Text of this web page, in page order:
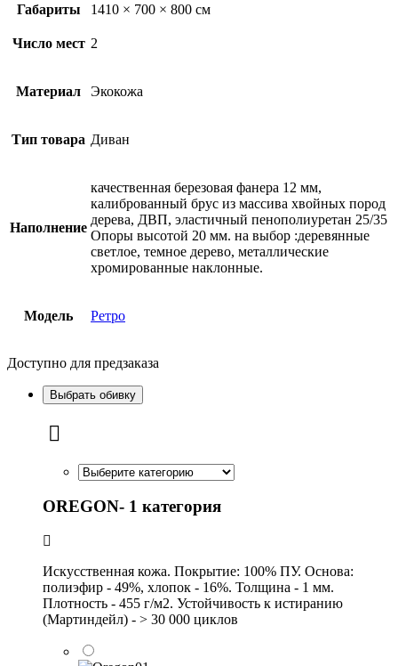
Габариты 1410 × 700 × 800 см
Число мест 2
Материал Экокожа
Тип товара Диван
Наполнение
качественная березовая фанера 12 мм,
калиброванный брус из массива хвойных пород
дерева, ДВП, эластичный пенополиуретан 25/35
Опоры высотой 20 мм. на выбор :деревянные
светлое, темное дерево, металлические
хромированные наклонные.
Модель Ретро
Доступно для предзаказа
Выбрать обивку
OREGON- 1 категория
Искусственная кожа. Покрытие: 100% ПУ. Основа:
полиэфир - 49%, хлопок - 16%. Толщина - 1 мм.
Плотность - 455 г/м2. Устойчивость к истиранию
(Мартиндейл) - > 30 000 циклов